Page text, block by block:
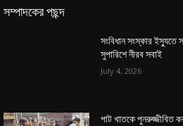
সম্পাদকের পছন্দ
সংবিধান সংস্কার ইস্যুতে
সুপারিশে নীরব সবাই
July 4, 2026
পাট খাতকে পুনরুজ্জীবিত